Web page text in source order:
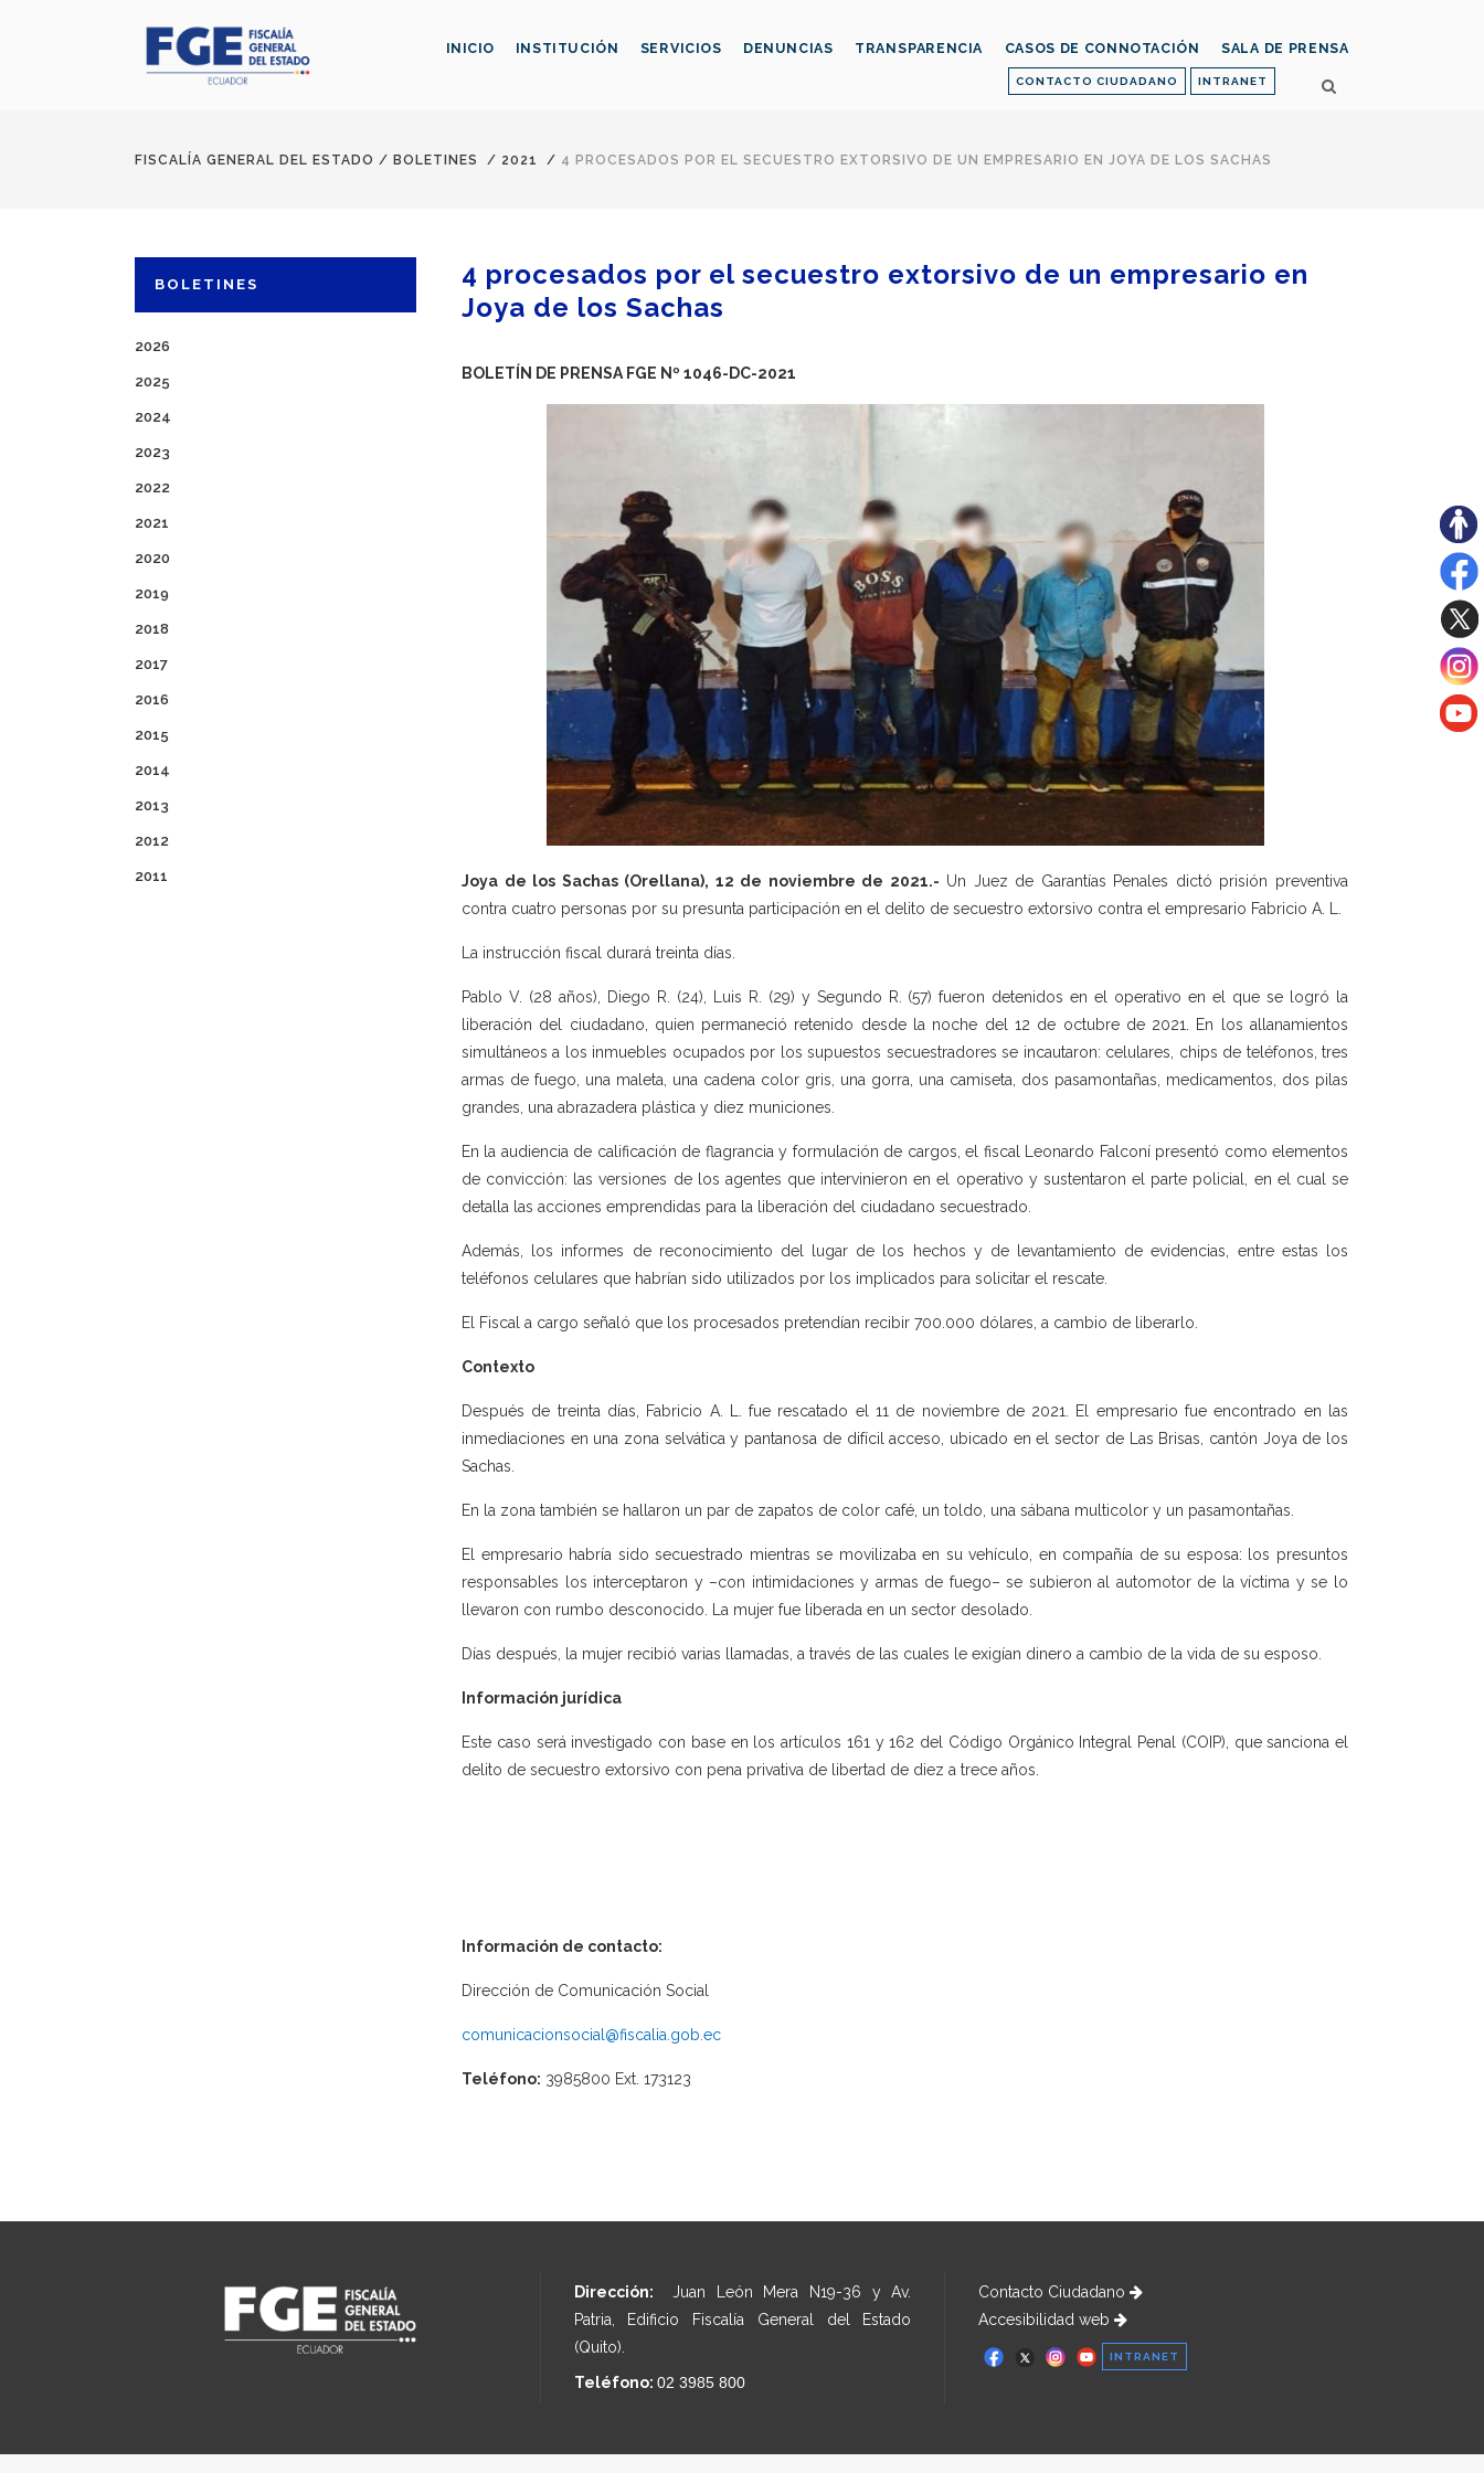
CONTACTO CIUDADANO INTRANET
INICIO INSTITUCIÓN SERVICIOS DENUNCIAS TRANSPARENCIA CASOS DE CONNOTACIÓN SALA DE PRENSA
FISCALÍA GENERAL DEL ESTADO / BOLETINES / 2021 / 4 PROCESADOS POR EL SECUESTRO EXTORSIVO DE UN EMPRESARIO EN JOYA DE LOS SACHAS
BOLETINES
2026
2025
2024
2023
2022
2021
2020
2019
2018
2017
2016
2015
2014
2013
2012
2011
4 procesados por el secuestro extorsivo de un empresario en
Joya de los Sachas
BOLETÍN DE PRENSA FGE Nº 1046-DC-2021
Joya de los Sachas (Orellana), 12 de noviembre de 2021.- Un Juez de Garantías Penales dictó prisión preventiva
contra cuatro personas por su presunta participación en el delito de secuestro extorsivo contra el empresario Fabricio A. L.
La instrucción fiscal durará treinta días.
Pablo V. (28 años), Diego R. (24), Luis R. (29) y Segundo R. (57) fueron detenidos en el operativo en el que se logró la
liberación del ciudadano, quien permaneció retenido desde la noche del 12 de octubre de 2021. En los allanamientos
simultáneos a los inmuebles ocupados por los supuestos secuestradores se incautaron: celulares, chips de teléfonos, tres
armas de fuego, una maleta, una cadena color gris, una gorra, una camiseta, dos pasamontañas, medicamentos, dos pilas
grandes, una abrazadera plástica y diez municiones.
En la audiencia de calificación de flagrancia y formulación de cargos, el fiscal Leonardo Falconí presentó como elementos
de convicción: las versiones de los agentes que intervinieron en el operativo y sustentaron el parte policial, en el cual se
detalla las acciones emprendidas para la liberación del ciudadano secuestrado.
Además, los informes de reconocimiento del lugar de los hechos y de levantamiento de evidencias, entre estas los
teléfonos celulares que habrían sido utilizados por los implicados para solicitar el rescate.
El Fiscal a cargo señaló que los procesados pretendían recibir 700.000 dólares, a cambio de liberarlo.
Contexto
Después de treinta días, Fabricio A. L. fue rescatado el 11 de noviembre de 2021. El empresario fue encontrado en las
inmediaciones en una zona selvática y pantanosa de difícil acceso, ubicado en el sector de Las Brisas, cantón Joya de los
Sachas.
En la zona también se hallaron un par de zapatos de color café, un toldo, una sábana multicolor y un pasamontañas.
El empresario habría sido secuestrado mientras se movilizaba en su vehículo, en compañía de su esposa: los presuntos
responsables los interceptaron y –con intimidaciones y armas de fuego– se subieron al automotor de la víctima y se lo
llevaron con rumbo desconocido. La mujer fue liberada en un sector desolado.
Días después, la mujer recibió varias llamadas, a través de las cuales le exigían dinero a cambio de la vida de su esposo.
Información jurídica
Este caso será investigado con base en los artículos 161 y 162 del Código Orgánico Integral Penal (COIP), que sanciona el
delito de secuestro extorsivo con pena privativa de libertad de diez a trece años.
Información de contacto:
Dirección de Comunicación Social
comunicacionsocial@fiscalia.gob.ec
Teléfono: 3985800 Ext. 173123
Dirección: Juan León Mera N19-36 y Av.
Patria, Edificio Fiscalía General del Estado
(Quito).
Teléfono: 02 3985 800
Contacto Ciudadano
Accesibilidad web
INTRANET